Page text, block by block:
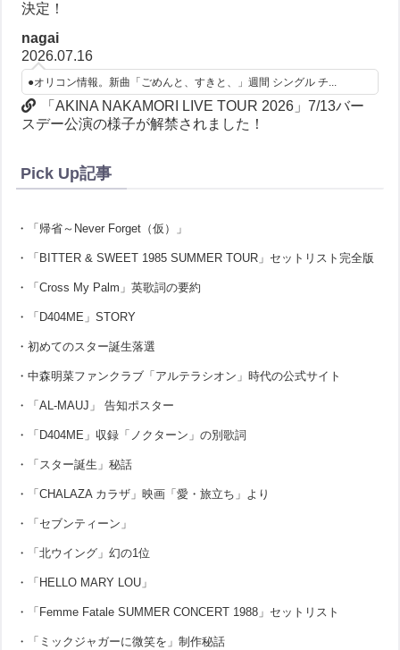
決定！
nagai
2026.07.16
●オリコン情報。新曲「ごめんと、すきと、」週間 シングル チ...
「AKINA NAKAMORI LIVE TOUR 2026」7/13バー
スデー公演の様子が解禁されました！
Pick Up記事
・「帰省～Never Forget（仮）」
・「BITTER & SWEET 1985 SUMMER TOUR」セットリスト完全版
・「Cross My Palm」英歌詞の要約
・「D404ME」STORY
・初めてのスター誕生落選
・中森明菜ファンクラブ「アルテラシオン」時代の公式サイト
・「AL-MAUJ」 告知ポスター
・「D404ME」収録「ノクターン」の別歌詞
・「スター誕生」秘話
・「CHALAZA カラザ」映画「愛・旅立ち」より
・「セブンティーン」
・「北ウイング」幻の1位
・「HELLO MARY LOU」
・「Femme Fatale SUMMER CONCERT 1988」セットリスト
・「ミックジャガーに微笑を」制作秘話